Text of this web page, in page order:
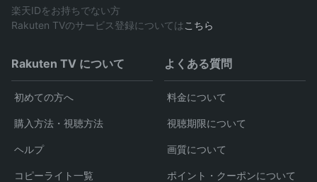
楽天IDをお持ちでない方
Rakuten TVのサービス登録については こちら
Rakuten TV について
初めての方へ
購入方法・視聴方法
ヘルプ
コピーライト一覧
よくある質問
料金について
視聴期限について
画質について
ポイント・クーポンについて